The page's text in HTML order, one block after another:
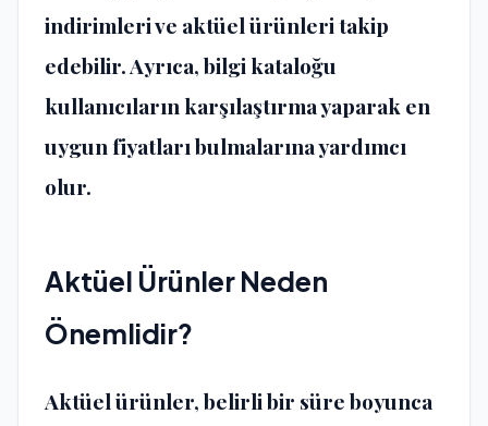
indirimleri ve aktüel ürünleri takip
edebilir. Ayrıca, bilgi kataloğu
kullanıcıların karşılaştırma yaparak en
uygun fiyatları bulmalarına yardımcı
olur.
Aktüel Ürünler Neden
Önemlidir?
Aktüel ürünler, belirli bir süre boyunca